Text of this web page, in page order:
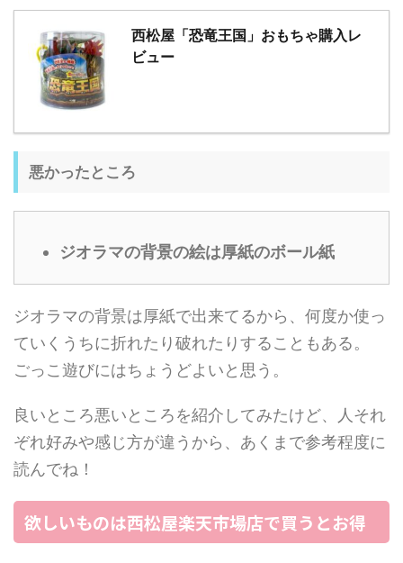
西松屋「恐竜王国」おもちゃ購入レ
ビュー
悪かったところ
ジオラマの背景の絵は厚紙のボール紙
ジオラマの背景は厚紙で出来てるから、何度か使っ
ていくうちに折れたり破れたりすることもある。
ごっこ遊びにはちょうどよいと思う。
良いところ悪いところを紹介してみたけど、人それ
ぞれ好みや感じ方が違うから、あくまで参考程度に
読んでね！
欲しいものは西松屋楽天市場店で買うとお得